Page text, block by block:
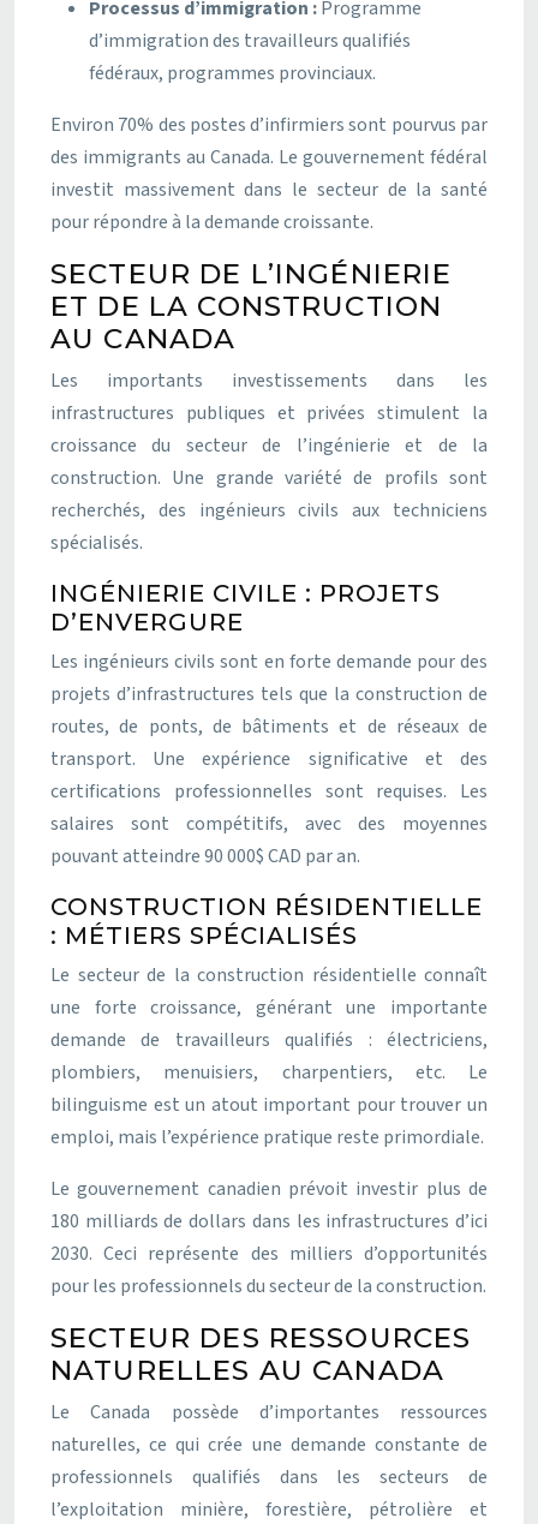
Processus d’immigration :Programme
d’immigration des travailleurs qualifiés
fédéraux, programmes provinciaux.
Environ 70% des postes d’infirmiers sont pourvus par
des immigrants au Canada. Le gouvernement fédéral
investit massivement dans le secteur de la santé
pour répondre à la demande croissante.
SECTEUR DE L’INGÉNIERIE
ET DE LA CONSTRUCTION
AU CANADA
Les importants investissements dans les
infrastructures publiques et privées stimulent la
croissance du secteur de l’ingénierie et de la
construction. Une grande variété de profils sont
recherchés, des ingénieurs civils aux techniciens
spécialisés.
INGÉNIERIE CIVILE : PROJETS
D’ENVERGURE
Les ingénieurs civils sont en forte demande pour des
projets d’infrastructures tels que la construction de
routes, de ponts, de bâtiments et de réseaux de
transport. Une expérience significative et des
certifications professionnelles sont requises. Les
salaires sont compétitifs, avec des moyennes
pouvant atteindre 90 000$ CAD par an.
CONSTRUCTION RÉSIDENTIELLE
: MÉTIERS SPÉCIALISÉS
Le secteur de la construction résidentielle connaît
une forte croissance, générant une importante
demande de travailleurs qualifiés : électriciens,
plombiers, menuisiers, charpentiers, etc. Le
bilinguisme est un atout important pour trouver un
emploi, mais l’expérience pratique reste primordiale.
Le gouvernement canadien prévoit investir plus de
180 milliards de dollars dans les infrastructures d’ici
2030. Ceci représente des milliers d’opportunités
pour les professionnels du secteur de la construction.
SECTEUR DES RESSOURCES
NATURELLES AU CANADA
Le Canada possède d’importantes ressources
naturelles, ce qui crée une demande constante de
professionnels qualifiés dans les secteurs de
l’exploitation minière, forestière, pétrolière et